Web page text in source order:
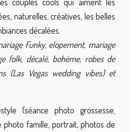
naturelles, créatives, les belles
décalées.
Funky, elopement, mariage
folk, décalé, bohème, robes de
(Las Vegas wedding vibes) et
(séance photo grossesse,
photo famille, portrait, photos de